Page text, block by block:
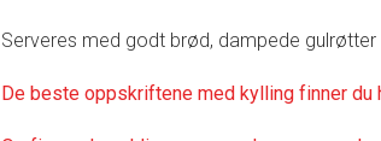
Serveres med godt brød, dampede gulrøtter
De beste oppskriftene med kylling finner du